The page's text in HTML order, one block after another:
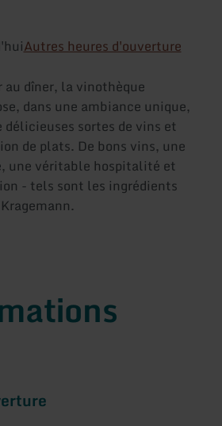
Autres heures d'ouverture
dîner, la vinothèque
dans une ambiance unique,
délicieuses sortes de vins et
de plats. De bons vins, une
une véritable hospitalité et
- tels sont les ingrédients